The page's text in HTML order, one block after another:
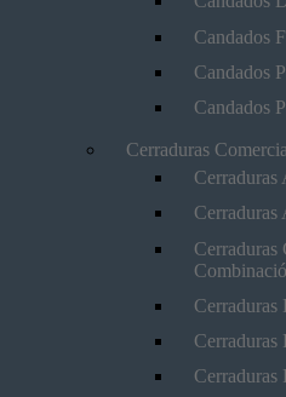
Candados
Candados
Candados
Cerraduras
Cerraduras
Cerraduras
Cerraduras
Cerraduras
Cerraduras